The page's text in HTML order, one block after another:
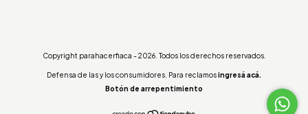
Copyright parahacerfiaca - 2026. Todos los derechos reservados.
Defensa de las y los consumidores. Para reclamosingresá acá.
Botón de arrepentimiento